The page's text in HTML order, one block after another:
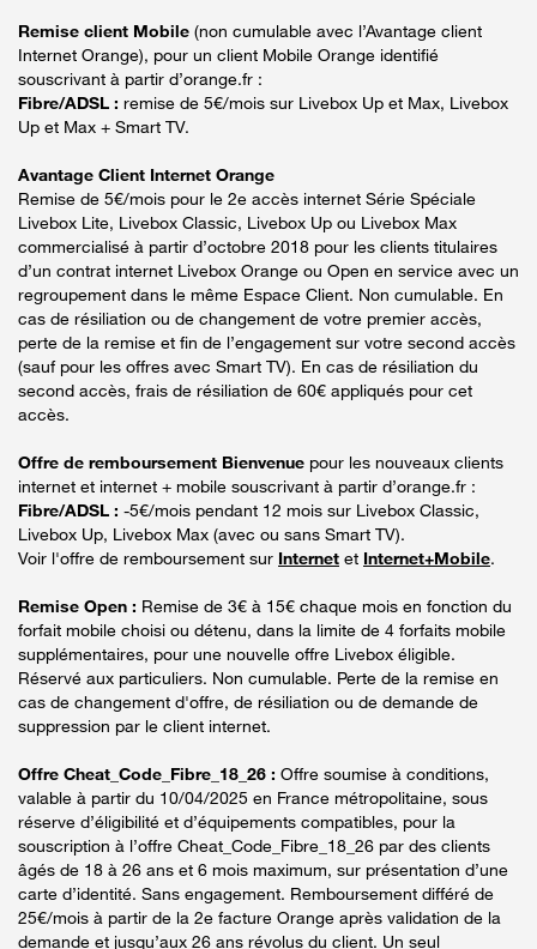
Remise client Mobile (non cumulable avec l’Avantage client
Internet Orange), pour un client Mobile Orange identifié
souscrivant à partir d’orange.fr :
Fibre/ADSL : remise de 5€/mois sur Livebox Up et Max, Livebox
Up et Max + Smart TV.
Avantage Client Internet Orange
Remise de 5€/mois pour le 2e accès internet Série Spéciale
Livebox Lite, Livebox Classic, Livebox Up ou Livebox Max
commercialisé à partir d’octobre 2018 pour les clients titulaires
d’un contrat internet Livebox Orange ou Open en service avec un
regroupement dans le même Espace Client. Non cumulable. En
cas de résiliation ou de changement de votre premier accès,
perte de la remise et fin de l’engagement sur votre second accès
(sauf pour les offres avec Smart TV). En cas de résiliation du
second accès, frais de résiliation de 60€ appliqués pour cet
accès.
Offre de remboursement Bienvenue pour les nouveaux clients
internet et internet + mobile souscrivant à partir d’orange.fr :
Fibre/ADSL : -5€/mois pendant 12 mois sur Livebox Classic,
Livebox Up, Livebox Max (avec ou sans Smart TV).
Voir l'offre de remboursement sur Internet et Internet+Mobile.
Remise Open : Remise de 3€ à 15€ chaque mois en fonction du
forfait mobile choisi ou détenu, dans la limite de 4 forfaits mobile
supplémentaires, pour une nouvelle offre Livebox éligible.
Réservé aux particuliers. Non cumulable. Perte de la remise en
cas de changement d'offre, de résiliation ou de demande de
suppression par le client internet.
Offre Cheat_Code_Fibre_18_26 : Offre soumise à conditions,
valable à partir du 10/04/2025 en France métropolitaine, sous
réserve d’éligibilité et d’équipements compatibles, pour la
souscription à l’offre Cheat_Code_Fibre_18_26 par des clients
âgés de 18 à 26 ans et 6 mois maximum, sur présentation d’une
carte d’identité. Sans engagement. Remboursement différé de
25€/mois à partir de la 2e facture Orange après validation de la
demande et jusqu’aux 26 ans révolus du client. Un seul